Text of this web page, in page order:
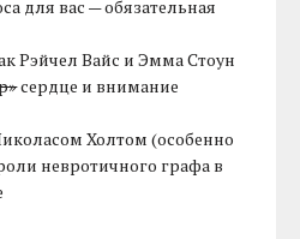
для вас — обязательная
Рэйчел Вайс и Эмма Стоун
сердце и внимание
Холтом (особенно
невротичного графа в